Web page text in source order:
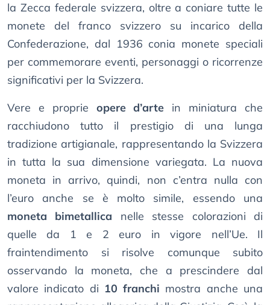
la Zecca federale svizzera, oltre a coniare tutte le
monete del franco svizzero su incarico della
Confederazione, dal 1936 conia monete speciali
per commemorare eventi, personaggi o ricorrenze
significativi per la Svizzera.
Vere e proprie opere d’arte in miniatura che
racchiudono tutto il prestigio di una lunga
tradizione artigianale, rappresentando la Svizzera
in tutta la sua dimensione variegata. La nuova
moneta in arrivo, quindi, non c’entra nulla con
l’euro anche se è molto simile, essendo una
moneta bimetallica nelle stesse colorazioni di
quelle da 1 e 2 euro in vigore nell’Ue. Il
fraintendimento si risolve comunque subito
osservando la moneta, che a prescindere dal
valore indicato di 10 franchi mostra anche una